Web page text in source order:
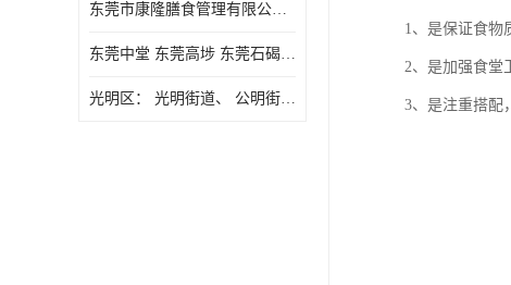
东莞市康隆膳食管理有限公司 长安蔬菜配送 虎门蔬菜配送 大岭山蔬菜配送
东莞中堂 东莞高埗 东莞石碣 东莞望牛墩 东莞洪梅 东莞道滘 东莞石龙镇 东莞石排镇
光明区： 光明街道、 公明街道、 新湖街道、 凤凰街道、 玉塘街道、 马田街道
1、是保证食物
2、是加强食堂
3、是注重搭配